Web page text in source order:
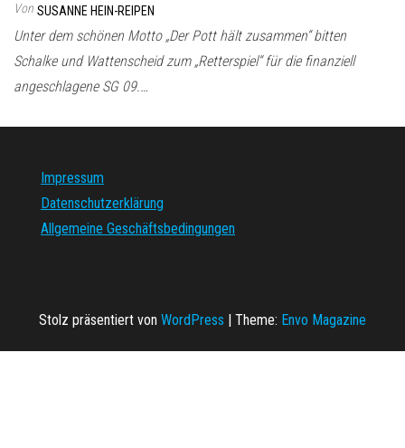
Von SUSANNE HEIN-REIPEN
Unter dem schönen Motto „Der Pott hält zusammen“ bitten
Schalke und Wattenscheid zum „Retterspiel“ für die finanziell
angeschlagene SG 09.…
Impressum
Datenschutzerklärung
Allgemeine Geschäftsbedingungen
Stolz präsentiert von WordPress | Theme: Envo Magazine